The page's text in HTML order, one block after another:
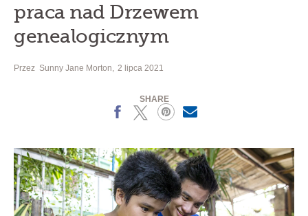
praca nad Drzewem
genealogicznym
Przez Sunny Jane Morton 2 lipca 2021
SHARE
X